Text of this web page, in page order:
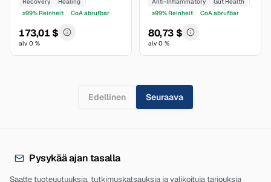
injektiopullossa: GHK-Cu
157 10mg + KPV 10mg per
pullo (55 mg yhteensä). KLOW
on GLOW lisättynä tulehdusta
≥99% Reinheit
CoA abrufbar
173,01 $
alv 0 %
säätelyn yhteydessä,
% puhtaudella;
analyysitodistus on saatavilla
verkkosivustollamme.
≥99% Reinheit
CoA abrufbar
80,73 $
alv 0 %
Edellinen Seuraava
Pysykää ajan tasalla
Saatte tuoteuutuuksia, tutkimuskatsauksia ja valikoituja tarjouksia